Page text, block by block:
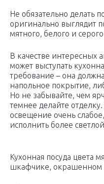
Не обязательно делать
оригинально выглядит
мятного, белого и
В качестве интересных
может выступать
требование – она
напольное покрытие,
Но не забывайте, чем
темнее делайте
освещение очень
исполнить более
Кухонная посуда цвета
шкафчике, окрашенном